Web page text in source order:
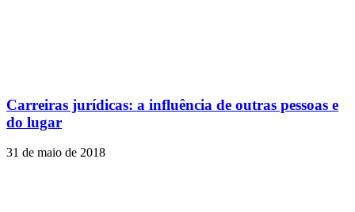
Carreiras jurídicas: a influência de outras pessoas e
do lugar
31 de maio de 2018